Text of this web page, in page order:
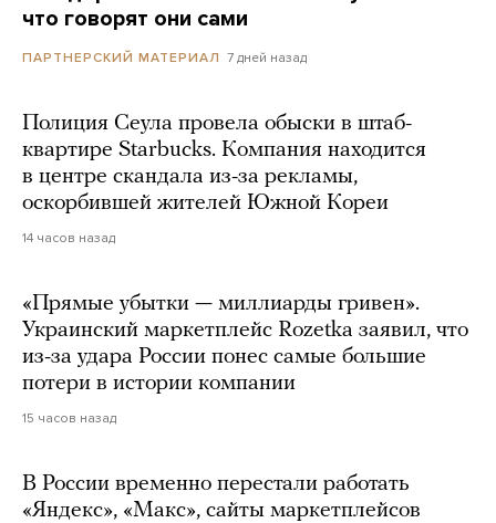
что говорят они сами
ПАРТНЕРСКИЙ МАТЕРИАЛ 7 дней назад
Полиция Сеула провела обыски в штаб-
квартире Starbucks. Компания находится
в центре скандала из-за рекламы,
оскорбившей жителей Южной Кореи
14 часов назад
«Прямые убытки — миллиарды гривен».
Украинский маркетплейс Rozetka заявил, что
из-за удара России понес самые большие
потери в истории компании
15 часов назад
В России временно перестали работать
«Яндекс», «Макс», сайты маркетплейсов